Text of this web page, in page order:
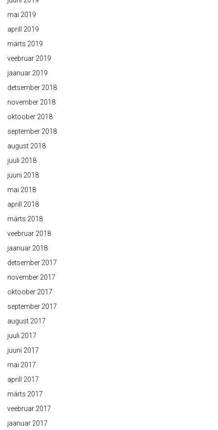
mai 2019
aprill 2019
märts 2019
veebruar 2019
jaanuar 2019
detsember 2018
november 2018
oktoober 2018
september 2018
august 2018
juuli 2018
juuni 2018
mai 2018
aprill 2018
märts 2018
veebruar 2018
jaanuar 2018
detsember 2017
november 2017
oktoober 2017
september 2017
august 2017
juuli 2017
juuni 2017
mai 2017
aprill 2017
märts 2017
veebruar 2017
jaanuar 2017